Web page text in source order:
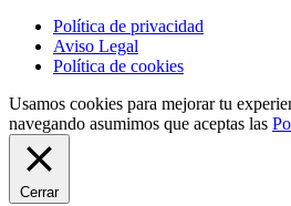
Política de privacidad
Aviso Legal
Política de cookies
Usamos cookies para mejorar tu
navegando asumimos que aceptas las
Cerrar